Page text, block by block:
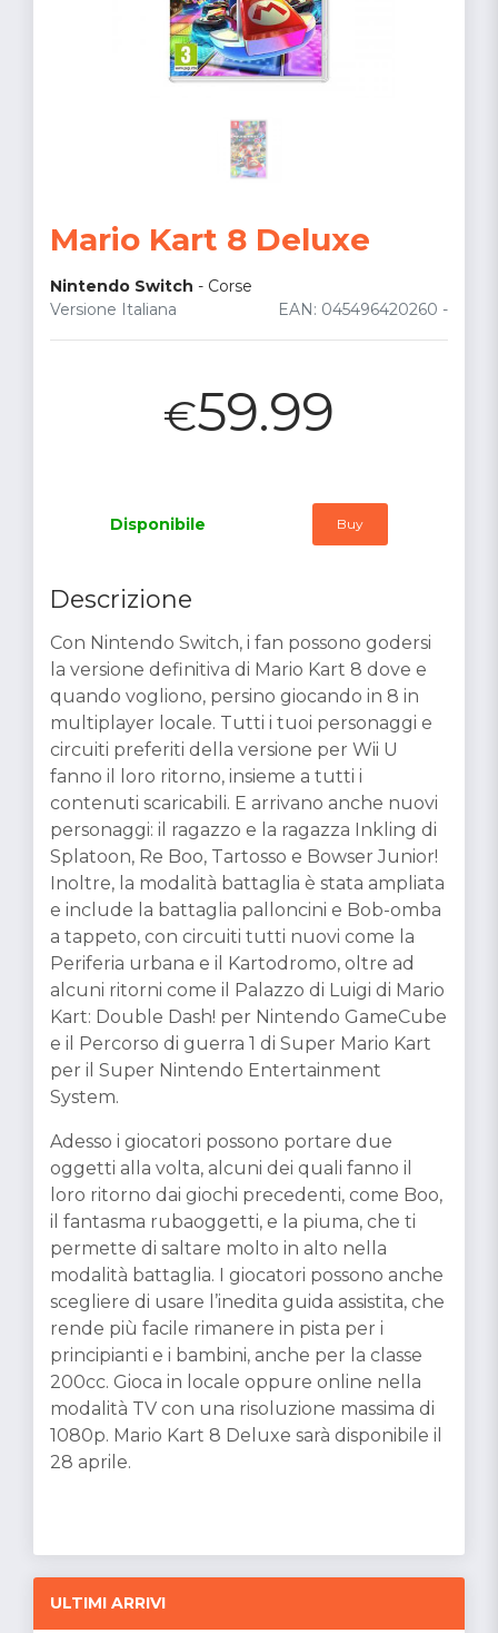
Mario Kart 8 Deluxe
Nintendo Switch - Corse
EAN: 045496420260 -
Versione Italiana
€59.99
Disponibile Buy
Descrizione
Con Nintendo Switch, i fan possono godersi
la versione definitiva di Mario Kart 8 dove e
quando vogliono, persino giocando in 8 in
multiplayer locale. Tutti i tuoi personaggi e
circuiti preferiti della versione per Wii U
fanno il loro ritorno, insieme a tutti i
contenuti scaricabili. E arrivano anche nuovi
personaggi: il ragazzo e la ragazza Inkling di
Splatoon, Re Boo, Tartosso e Bowser Junior!
Inoltre, la modalità battaglia è stata ampliata
e include la battaglia palloncini e Bob-omba
a tappeto, con circuiti tutti nuovi come la
Periferia urbana e il Kartodromo, oltre ad
alcuni ritorni come il Palazzo di Luigi di Mario
Kart: Double Dash! per Nintendo GameCube
e il Percorso di guerra 1 di Super Mario Kart
per il Super Nintendo Entertainment
System.
Adesso i giocatori possono portare due
oggetti alla volta, alcuni dei quali fanno il
loro ritorno dai giochi precedenti, come Boo,
il fantasma rubaoggetti, e la piuma, che ti
permette di saltare molto in alto nella
modalità battaglia. I giocatori possono anche
scegliere di usare l’inedita guida assistita, che
rende più facile rimanere in pista per i
principianti e i bambini, anche per la classe
200cc. Gioca in locale oppure online nella
modalità TV con una risoluzione massima di
1080p. Mario Kart 8 Deluxe sarà disponibile il
28 aprile.
ULTIMI ARRIVI